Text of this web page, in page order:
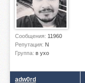
Сообщения: 11960
Репутация: N
Группа: в ухо
adw0rd